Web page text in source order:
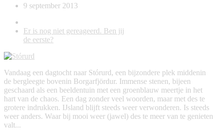
9 september 2013
Er is nog niet gereageerd. Ben jij
de eerste?
Vandaag een dagtocht naar Stórurd, een bijzondere plek middenin
de bergleegte bovenin Borgarfjördur. Immense stenen, bijeen
geschaard als een beeldentuin met een groenblauw meertje in het
hart van de chaos. Een dag zonder veel woorden, maar met des te
grotere indrukken. IJsland blijft steeds weer verwonderen. Is steeds
weer anders. Waar bij mooi weer (jawel) des te meer van te genieten
valt...